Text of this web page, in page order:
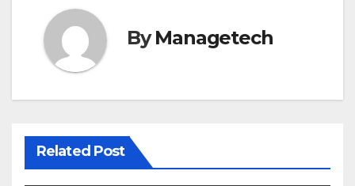
ー
シ
ByManagetech
Related Post